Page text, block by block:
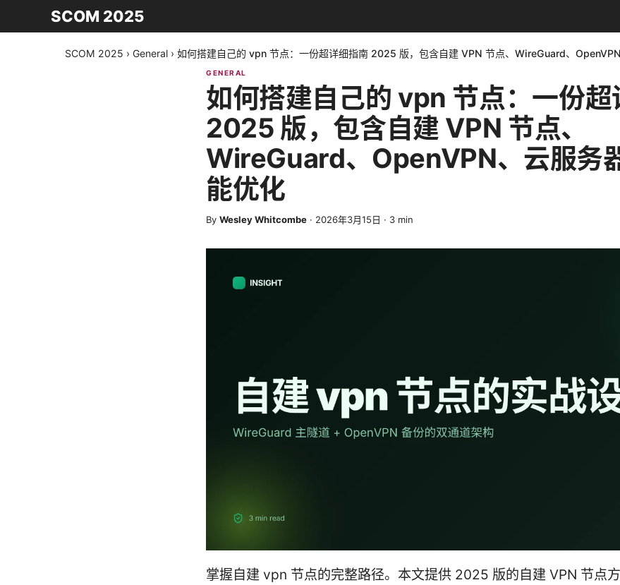
SCOM 2025
SCOM 2025 › General › 如何搭建自己的 vpn 节点：一份超详细指南 2025 版，包含自建 VPN 节点、WireGuard、
GENERAL
如何搭建自己的 vpn 节点：一份超
2025 版，包含自建 VPN 节点、
WireGuard、OpenVPN、云服务
能优化
By Wesley Whitcombe · 2026年3月15日 · 3 min
掌握自建 vpn 节点的完整路径。本文提供 2025 版的自建 VPN 节点